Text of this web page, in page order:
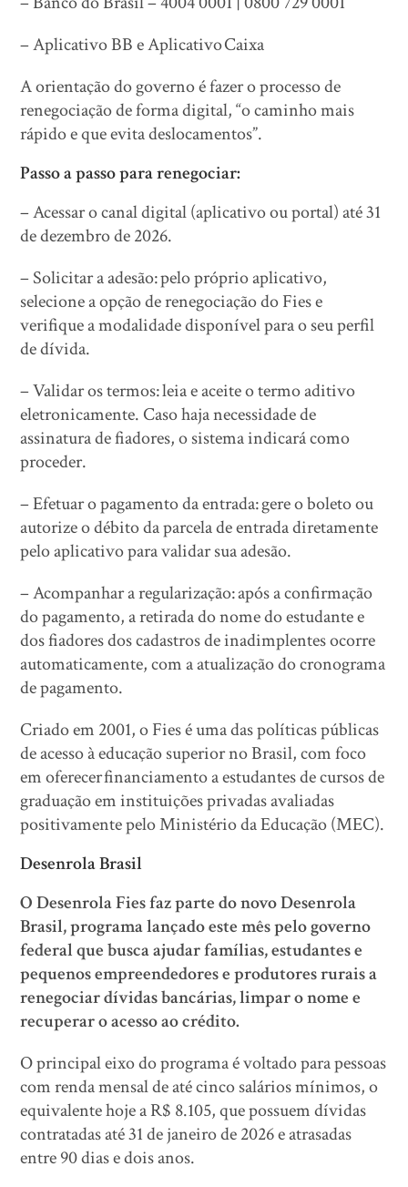
– Aplicativo BB e Aplicativo Caixa
A orientação do governo é fazer o processo de
renegociação de forma digital, “o caminho mais
rápido e que evita deslocamentos”.
Passo a passo para renegociar:
– Acessar o canal digital (aplicativo ou portal) até 31
de dezembro de 2026.
– Solicitar a adesão: pelo próprio aplicativo,
selecione a opção de renegociação do Fies e
verifique a modalidade disponível para o seu perfil
de dívida.
– Validar os termos: leia e aceite o termo aditivo
eletronicamente. Caso haja necessidade de
assinatura de fiadores, o sistema indicará como
proceder.
– Efetuar o pagamento da entrada: gere o boleto ou
autorize o débito da parcela de entrada diretamente
pelo aplicativo para validar sua adesão.
– Acompanhar a regularização: após a confirmação
do pagamento, a retirada do nome do estudante e
dos fiadores dos cadastros de inadimplentes ocorre
automaticamente, com a atualização do cronograma
de pagamento.
Criado em 2001, o Fies é uma das políticas públicas
de acesso à educação superior no Brasil, com foco
em oferecer financiamento a estudantes de cursos de
graduação em instituições privadas avaliadas
positivamente pelo Ministério da Educação (MEC).
Desenrola Brasil
O Desenrola Fies faz parte do novo Desenrola
Brasil, programa lançado este mês pelo governo
federal que busca ajudar famílias, estudantes e
pequenos empreendedores e produtores rurais a
renegociar dívidas bancárias, limpar o nome e
recuperar o acesso ao crédito.
O principal eixo do programa é voltado para pessoas
com renda mensal de até cinco salários mínimos, o
equivalente hoje a R$ 8.105, que possuem dívidas
contratadas até 31 de janeiro de 2026 e atrasadas
entre 90 dias e dois anos.